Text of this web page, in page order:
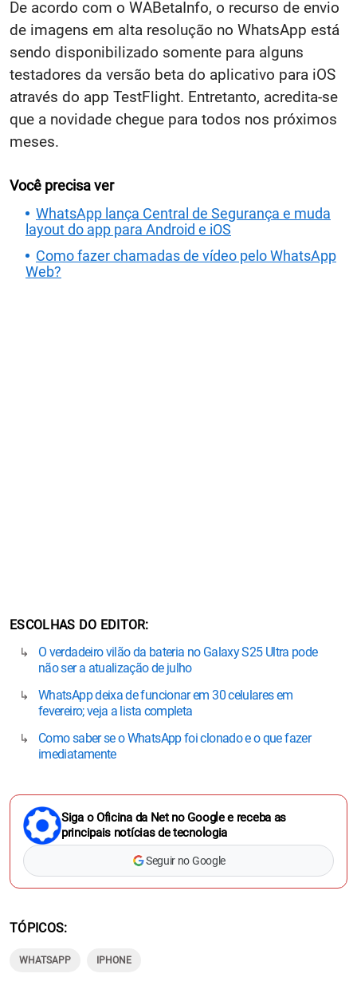
De acordo com o WABetaInfo, o recurso de envio
de imagens em alta resolução no WhatsApp está
sendo disponibilizado somente para alguns
testadores da versão beta do aplicativo para iOS
através do app TestFlight. Entretanto, acredita-se
que a novidade chegue para todos nos próximos
meses.
Você precisa ver
WhatsApp lança Central de Segurança e muda
layout do app para Android e iOS
Como fazer chamadas de vídeo pelo WhatsApp
Web?
ESCOLHAS DO EDITOR
O verdadeiro vilão da bateria no Galaxy S25 Ultra pode
não ser a atualização de julho
WhatsApp deixa de funcionar em 30 celulares em
fevereiro; veja a lista completa
Como saber se o WhatsApp foi clonado e o que fazer
imediatamente
Siga o Oficina da Net no Google e receba as
principais notícias de tecnologia
Seguir no Google
TÓPICOS
WHATSAPP IPHONE